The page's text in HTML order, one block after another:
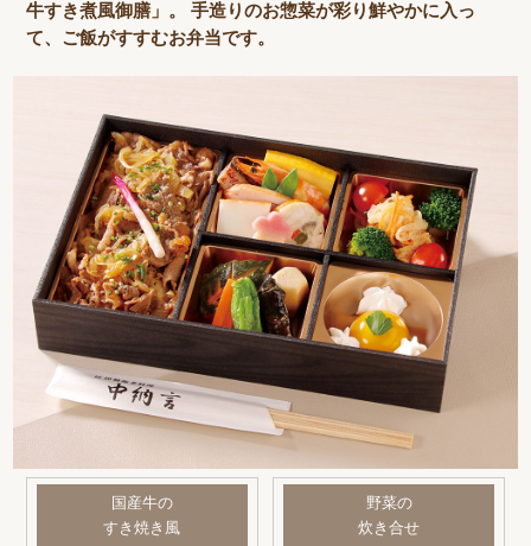
牛すき煮風御膳」。 手造りのお惣菜が彩り鮮やかに入っ
て、ご飯がすすむお弁当です。
国産牛の
すき焼き風
野菜の
炊き合せ